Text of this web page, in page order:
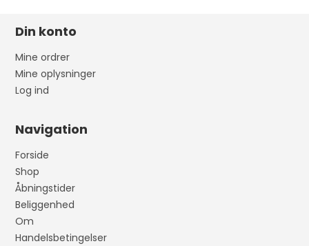
Din konto
Mine ordrer
Mine oplysninger
Log ind
Navigation
Forside
Shop
Åbningstider
Beliggenhed
Om
Handelsbetingelser